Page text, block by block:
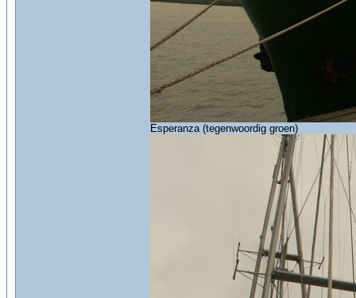
Esperanza (tegenwoordig groen)